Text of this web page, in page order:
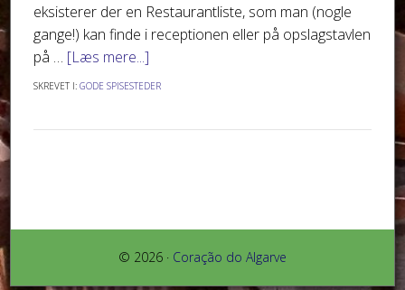
eksisterer der en Restaurantliste, som man (nogle
gange!) kan finde i receptionen eller på opslagstavlen
på … [Læs mere...]
SKREVET I:GODE SPISESTEDER
© 2026 · Coração do Algarve